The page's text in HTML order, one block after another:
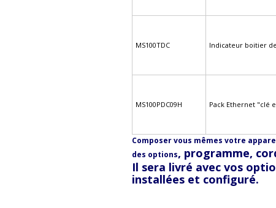
MS100TDC Indicateur boitier
MS100PDC09H Pack Ethernet "clé
Composer vous mêmes votre
des options, programme,
Il sera livré avec vos
installées et configuré.